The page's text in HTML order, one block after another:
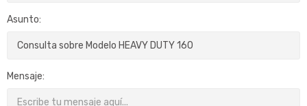
Asunto:
Mensaje: